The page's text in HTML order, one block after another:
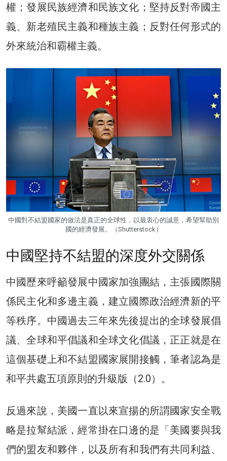
權；發展民族經濟和民族文化；堅持反對帝國主
義、新老殖民主義和種族主義；反對任何形式的
外來統治和霸權主義。
中國對不結盟國家的做法是真正的全球性，以最衷心的誠意，希望幫助別
國的經濟發展。（Shutterstock）
中國堅持不結盟的深度外交關係
中國歷來呼籲發展中國家加強團結，主張國際關
係民主化和多邊主義，建立國際政治經濟新的平
等秩序。中國過去三年來先後提出的全球發展倡
議、全球和平倡議和全球文化倡議，正正就是在
這個基礎上和不結盟國家展開接觸，筆者認為是
和平共處五項原則的升級版（2.0）。
反過來說，美國一直以來宣揚的所謂國家安全戰
略是拉幫結派，經常掛在口邊的是「美國要與我
們的盟友和夥伴，以及所有和我們有共同利益、